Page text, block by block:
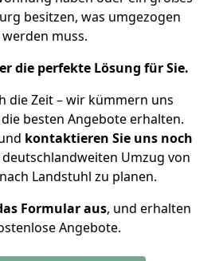
besitzen, was umgezogen
werden muss.
die perfekte Lösung für Sie.
die Zeit – wir kümmern uns
besten Angebote erhalten.
kontaktieren Sie uns noch
Umzug von
Landstuhl zu planen.
Formular aus, und erhalten
Angebote.